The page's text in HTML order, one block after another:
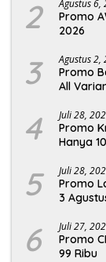
2 Agustus 6,
Promo
2026
3 Agustus 2,
Promo
All
4 Juli 28,
Promo
Hanya
5 Juli 28,
Promo
3
6 Juli 27,
Promo
99 Ribu